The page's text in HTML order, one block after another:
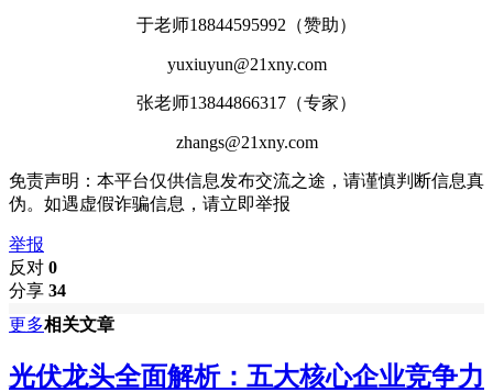
于老师18844595992（赞助）
yuxiuyun@21xny.com
张老师13844866317（专家）
zhangs@21xny.com
免责声明：本平台仅供信息发布交流之途，请谨慎判断信息真
伪。如遇虚假诈骗信息，请立即举报
举报
反对 0
分享 34
更多相关文章
光伏龙头全面解析：五大核心企业竞争力